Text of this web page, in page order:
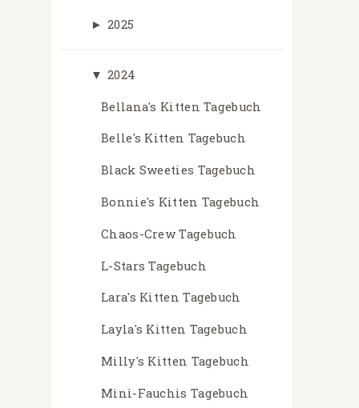
► 2025
▼ 2024
Bellana's Kitten Tagebuch
Belle's Kitten Tagebuch
Black Sweeties Tagebuch
Bonnie's Kitten Tagebuch
Chaos-Crew Tagebuch
L-Stars Tagebuch
Lara's Kitten Tagebuch
Layla's Kitten Tagebuch
Milly's Kitten Tagebuch
Mini-Fauchis Tagebuch